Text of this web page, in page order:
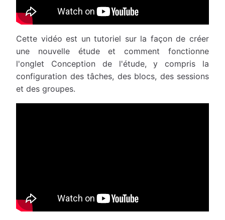
Cette vidéo est un tutoriel sur la façon de créer
une nouvelle étude et comment fonctionne
l'onglet Conception de l'étude, y compris la
configuration des tâches, des blocs, des sessions
et des groupes.